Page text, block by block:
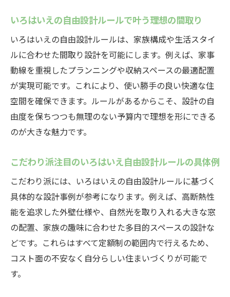
いろはいえの自由設計ルールで叶う理想の間取り
いろはいえの自由設計ルールは、家族構成や生活スタイ
ルに合わせた間取り設計を可能にします。例えば、家事
動線を重視したプランニングや収納スペースの最適配置
が実現可能です。これにより、使い勝手の良い快適な住
空間を確保できます。ルールがあるからこそ、設計の自
由度を保ちつつも無理のない予算内で理想を形にできる
のが大きな魅力です。
こだわり派注目のいろはいえ自由設計ルールの具体例
こだわり派には、いろはいえの自由設計ルールに基づく
具体的な設計事例が参考になります。例えば、高断熱性
能を追求した外壁仕様や、自然光を取り入れる大きな窓
の配置、家族の趣味に合わせた多目的スペースの設計な
どです。これらはすべて定額制の範囲内で行えるため、
コスト面の不安なく自分らしい住まいづくりが可能で
す。